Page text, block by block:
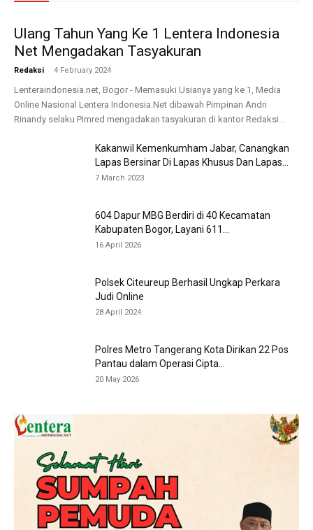
Ulang Tahun Yang Ke 1 Lentera Indonesia
Net Mengadakan Tasyakuran
Redaksi - 4 February 2024
Lenteraindonesia.net, Bogor - Memasuki Usianya yang ke 1, Media
Online Nasional Lentera Indonesia.Net dibawah Pimpinan Andri
Rinandy selaku Pimred mengadakan tasyakuran di kantor Redaksi...
Kakanwil Kemenkumham Jabar, Canangkan
Lapas Bersinar Di Lapas Khusus Dan Lapas...
7 March 2023
604 Dapur MBG Berdiri di 40 Kecamatan
Kabupaten Bogor, Layani 611...
16 April 2026
Polsek Citeureup Berhasil Ungkap Perkara
Judi Online
28 April 2024
Polres Metro Tangerang Kota Dirikan 22 Pos
Pantau dalam Operasi Cipta...
20 May 2026